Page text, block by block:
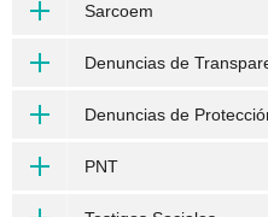
Sarcoem
Denuncias de
Denuncias de
PNT